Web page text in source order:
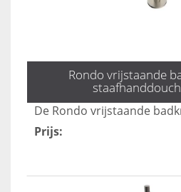
Rondo vrijstaande
Prijs: